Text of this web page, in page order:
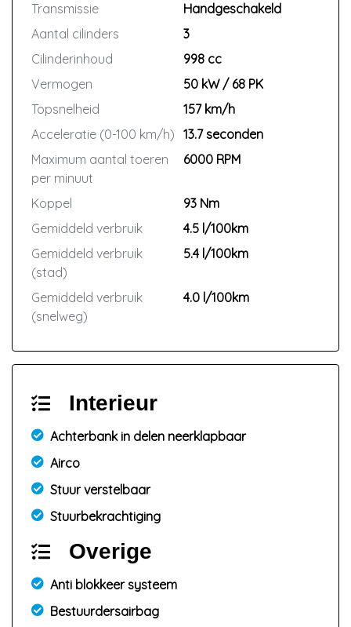
Transmissie
Handgeschakeld
Aantal cilinders
3
Cilinderinhoud
998 cc
Vermogen
50 kW / 68 PK
Topsnelheid
157 km/h
Acceleratie (0-100 km/h) 13.7 seconden
Maximum aantal toeren
per minuut
6000 RPM
Koppel
93 Nm
Gemiddeld verbruik
4.5 l/100km
Gemiddeld verbruik
(stad)
5.4 l/100km
Gemiddeld verbruik
(snelweg)
4.0 l/100km
Interieur
Achterbank in delen neerklapbaar
Airco
Stuur verstelbaar
Stuurbekrachtiging
Overige
Anti blokkeer systeem
Bestuurdersairbag